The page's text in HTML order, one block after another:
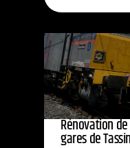
Rénovation
gares de